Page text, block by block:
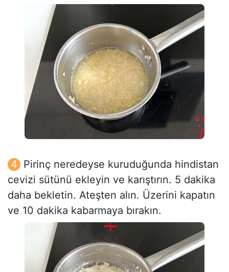
Pirinç neredeyse kuruduğunda hindistan
cevizi sütünü ekleyin ve karıştırın. 5 dakika
daha bekletin. Ateşten alın. Üzerini kapatın
ve 10 dakika kabarmaya bırakın.